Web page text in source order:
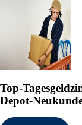
Top-
Depot-